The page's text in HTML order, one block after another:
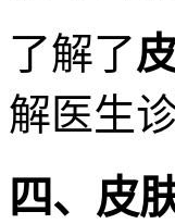
了解了
解医生
四、皮